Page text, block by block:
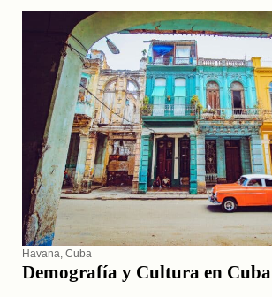
Havana, Cuba
Demografía y Cultura en Cuba